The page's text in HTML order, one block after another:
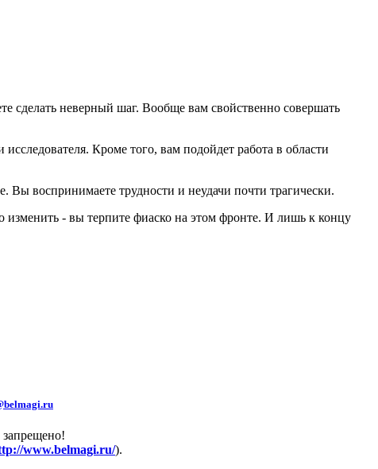
неверный шаг. Вообще вам свойственно совершать
Кроме того, вам подойдет работа в области
Вы воспринимаете трудности и неудачи почти трагически.
- вы терпите фиаско на этом фронте. И лишь к концу
запрещено!
www.belmagi.ru/).